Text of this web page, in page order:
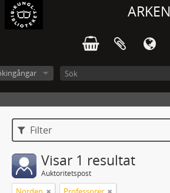
ARKEN
Filter
Visar 1 resultat
Auktoritetspost